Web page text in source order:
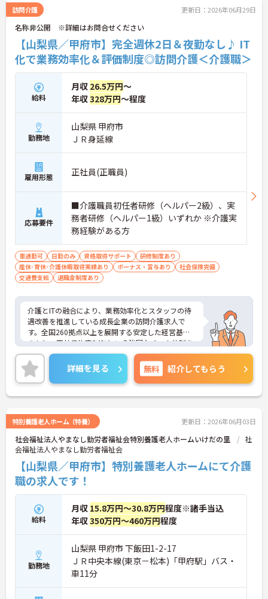
訪問介護 更新日：2026年06月29日
名称非公開 ※詳細はお問合せください
【山梨県／甲府市】完全週休2日＆夜勤なし♪ IT
化で業務効率化＆評価制度◎訪問介護＜介護職＞
給料
月収 26.5万円～
年収328万円～程度
勤務地
山梨県 甲府市
ＪＲ身延線
雇用形態 正社員(正職員)
応募要件
■介護職員初任者研修（ヘルパー2級）、実
務者研修（ヘルパー1級）いずれか ※介護実
務経験がある方
車通勤可 日勤のみ 資格取得サポート
研修制度あり
産休･育休･介護休暇取得実績あり
ボーナス・賞与あり
社会保険完備
交通費支給
退職金制度あり
介護とITの融合により、業務効率化とスタッフの待
遇改善を推進している成長企業の訪問介護求人で
す。全国260拠点以上を展開する安定した経営基盤
のもと、正社員比率94%という強固なチーム体制を
構築しています。資格手当や年2回の評価面談など、
専門資格と成果が収入に直結する仕組みが整ってい
ます。夜勤なしの完全週休2日制（曜日固定）を採用
し、日々の記録業務はスマートフォンで完結するた
め、施設勤務特有の不規則なシフトや煩雑な事務作
談で不安を解消できるフォロー体制もあり、介護福
祉士の資格取得やサ責や管理者への着実なキャリア
アップを目指す有資格者の方に推奨できる環境で
す。
★おすすめPOINT★
【夜勤なし・曜日固定の休日で、身体への負担を抑
えた働き方が実現できます】
・8:00～19:00の間での実働8時間勤務で夜勤が存在
しないため、生活リズムを整えながら健康的に働き
続けることができます
・完全週休2日制（曜日固定）を採用していること
により、先々の予定が立てやすくプライベートの時
間をしっかりと確保できる環境です
【専門資格を活かした収入アップと明確なキャリア
形成が期待できます】
詳細を見る 無料 紹介してもらう
特別養護老人ホーム（特養） 更新日：2026年06月03日
社会福祉法人やまなし勤労者福祉会特別養護老人ホームいけだの里
社
会福祉法人やまなし勤労者福祉会
【山梨県／甲府市】特別養護老人ホームにて介護
職の求人です！
給料
月収 15.8万円～30.8万円程度※諸手当込
年収350万円～460万円程度
勤務地
山梨県 甲府市 下飯田1-2-17
ＪＲ中央本線(東京－松本)「甲府駅」バス・
車11分